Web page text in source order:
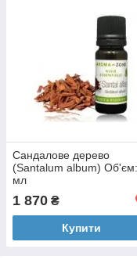
Сандалове дерево
(Santalum album)
мл
1 870 ₴
Купити